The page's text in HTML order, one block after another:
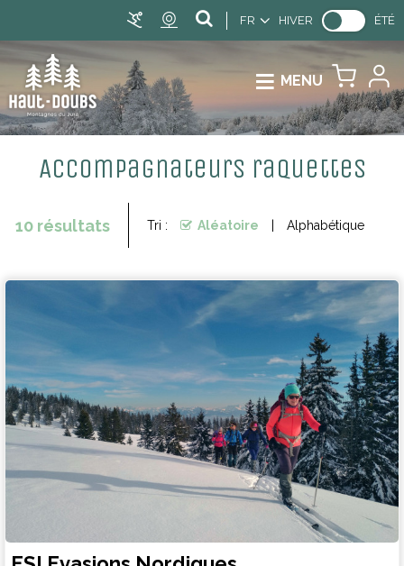
FR HIVER ÉTÉ
MENU
Accompagnateurs raquettes
10 résultats Tri : Aléatoire Alphabétique